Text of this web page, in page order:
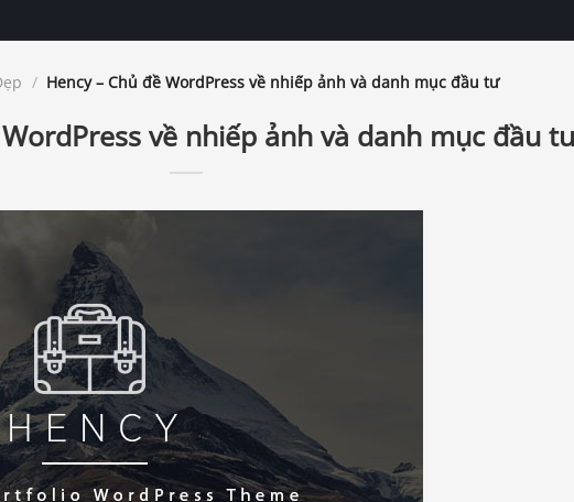
/ Hency – Chủ đề WordPress về nhiếp ảnh và danh mục đầu tư
về nhiếp ảnh và danh mục đầu